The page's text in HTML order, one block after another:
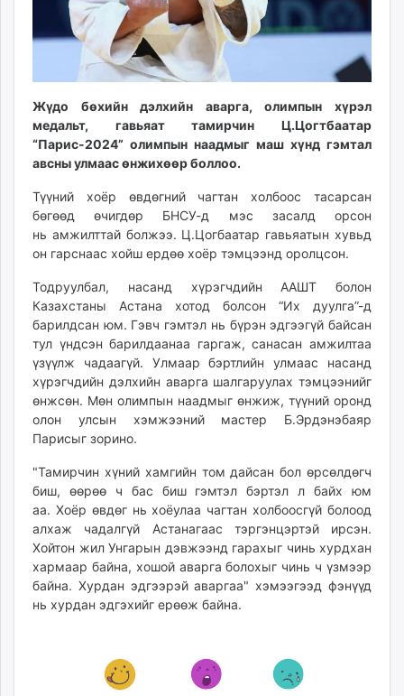
mminfo.mn
urlag.mn
unen.mn
asu.mn
shudarga.mn
shuurhai.mn
unuudur.mn
isee.mn
mglradio.com
fact.mn
itoim.mn
tumen.mn
shuum.mn
times.mn
tvmongolia.mn
mass.mn
unegui.mn
assa.mn
toim.mn
tac.mn
paparazzi.mn
unread.today
Жүдо бөхийн дэлхийн аварга, олимпын хүрэл
медальт, гавьяат тамирчин Ц.Цогтбаатар
“Парис-2024” олимпын наадмыг маш хүнд гэмтал
авсны улмаас өнжихөөр боллоо.
Түүний хоёр өвдөгний чагтан холбоос тасарсан
бөгөөд өчигдөр БНСУ-д мэс засалд орсон
нь амжилттай болжээ. Ц.Цогбаатар гавьяатын хувьд
он гарснаас хойш ердөө хоёр тэмцээнд оролцсон.
Тодруулбал, насанд хүрэгчдийн ААШТ болон
Казахстаны Астана хотод болсон “Их дуулга”-д
барилдсан юм. Гэвч гэмтэл нь бүрэн эдгээгүй байсан
тул үндсэн барилдаанаа гаргаж, санасан амжилтаа
үзүүлж чадаагүй. Улмаар бэртлийн улмаас насанд
хүрэгчдийн дэлхийн аварга шалгаруулах тэмцээнийг
өнжсөн. Мөн олимпын наадмыг өнжиж, түүний оронд
олон улсын хэмжээний мастер Б.Эрдэнэбаяр
Парисыг зорино.
"Тамирчин хүний хамгийн том дайсан бол өрсөлдөгч
биш, өөрөө ч бас биш гэмтэл бэртэл л байх юм
аа. Хоёр өвдөг нь хоёулаа чагтан холбоосгүй болоод
алхаж чадалгүй Астанагаас тэргэнцэртэй ирсэн.
Хойтон жил Унгарын дэвжээнд гарахыг чинь хурдхан
хармаар байна, хошой аварга болохыг чинь ч үзмээр
байна. Хурдан эдгээрэй аваргаа" хэмээгээд фэнүүд
нь хурдан эдгэхийг ерөөж байна.